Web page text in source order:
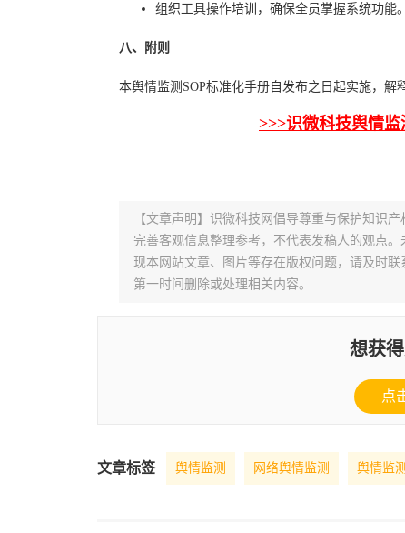
组织工具操作培训，确保全员掌握系统功能。
八、附则
本舆情监测SOP标准化手册自发布之日起实施，解
>>>识微科技舆情
【文章声明】识微科技网倡导尊重与保护知识
完善客观信息整理参考，不代表发稿人的观点
现本网站文章、图片等存在版权问题，请及时联
第一时间删除或处理相关内容。
想获
点
文章标签 舆情监测 网络舆情监测 舆情监